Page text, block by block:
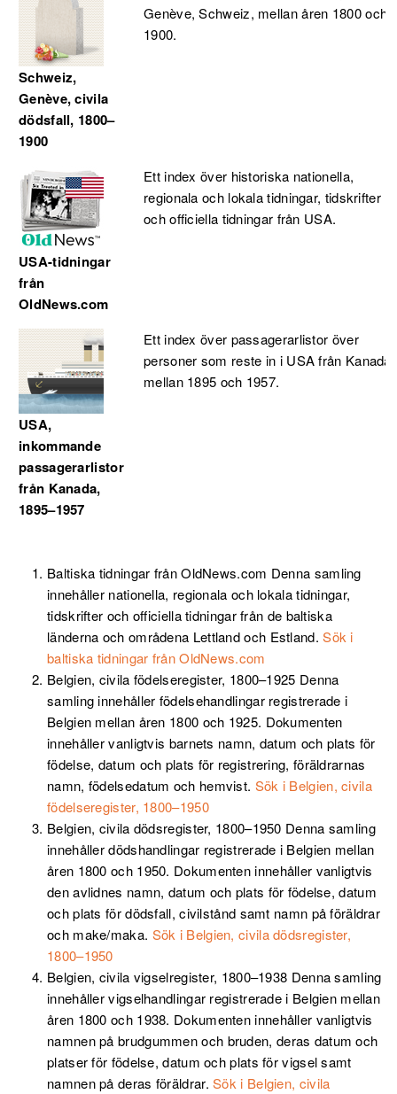
Schweiz,
Genève, civila
dödsfall, 1800–
1900
Genève, Schweiz, mellan åren 1800 och
1900.
USA-tidningar
från
OldNews.com
Ett index över historiska nationella,
regionala och lokala tidningar, tidskrifter
och officiella tidningar från USA.
USA,
inkommande
passagerarlistor
från Kanada,
1895–1957
Ett index över passagerarlistor över
personer som reste in i USA från Kanada
mellan 1895 och 1957.
Baltiska tidningar från OldNews.com Denna samling
innehåller nationella, regionala och lokala tidningar,
tidskrifter och officiella tidningar från de baltiska
länderna och områdena Lettland och Estland.Sök i
baltiska tidningar frånOldNews.com
Belgien, civila födelseregister, 1800–1925 Denna
samling innehåller födelsehandlingar registrerade i
Belgien mellan åren 1800 och 1925. Dokumenten
innehåller vanligtvis barnets namn, datum och plats för
födelse, datum och plats för registrering, föräldrarnas
namn, födelsedatum och hemvist. Sök i Belgien, civila
födelseregister, 1800–1950
Belgien, civila dödsregister, 1800–1950 Denna samling
innehåller dödshandlingar registrerade i Belgien mellan
åren 1800 och 1950. Dokumenten innehåller vanligtvis
den avlidnes namn, datum och plats för födelse, datum
och plats för dödsfall, civilstånd samt namn på föräldrar
och make/maka. Sök i Belgien, civila dödsregister,
1800–1950
Belgien, civila vigselregister, 1800–1938 Denna samling
innehåller vigselhandlingar registrerade i Belgien mellan
åren 1800 och 1938. Dokumenten innehåller vanligtvis
namnen på brudgummen och bruden, deras datum och
platser för födelse, datum och plats för vigsel samt
namnen på deras föräldrar.Sök i Belgien, civila